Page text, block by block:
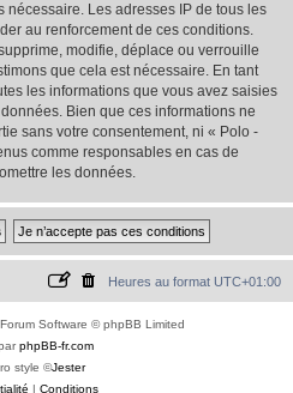
nécessaire. Les adresses IP de tous les
au renforcement de ces conditions.
modifie, déplace ou verrouille
que cela est nécessaire. En tant
les informations que vous avez saisies
Bien que ces informations ne
sans votre consentement, ni « Polo -
comme responsables en cas de
les données.
Heures au format UTC+01:00
Software © phpBB Limited
phpBB-fr.com
style ©Jester
| Conditions